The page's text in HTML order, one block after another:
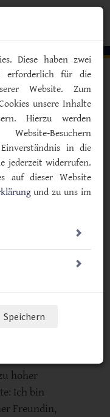
Rezepte
Angebote
geht? Ja, sagen
ihres Kochbuchs
vor den Feiertagen
ein Arzt bei der TV-
hoher
Ich bin
Freundin,
Diese haben zwei
erforderlich für die
Website. Zum
unsere Inhalte
Hierzu werden
Besuchern
in die
jederzeit widerrufen.
auf dieser Website
und zu uns im
Speichern